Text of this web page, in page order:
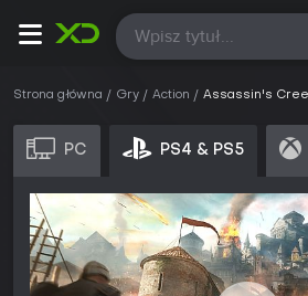
Wszystkie
Strona główna Gry Action Assassin's
PC PS4 & PS5